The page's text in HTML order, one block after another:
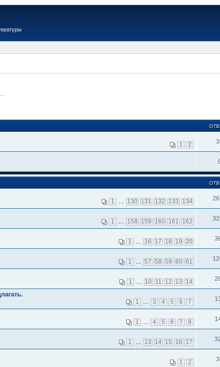
1 2
1 130 131 132 133 134
1 158 159 160 161 162
1 16 17 18 19 20
1 57 58 59 60 61
1 10 11 12 13 14
1 3 4 5 6 7
1 4 5 6 7 8
1 13 14 15 16 17
1 2